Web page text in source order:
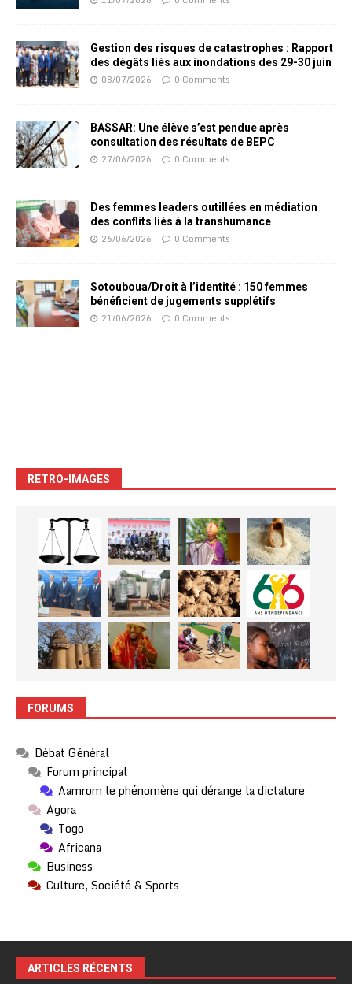
Gestion des risques de catastrophes : Rapport
des dégâts liés aux inondations des 29-30 juin
08/07/2026 0 Comments
BASSAR: Une élève s’est pendue après
consultation des résultats de BEPC
27/06/2026 0 Comments
Des femmes leaders outillées en médiation
des conflits liés à la transhumance
26/06/2026 0 Comments
Sotouboua/Droit à l’identité : 150 femmes
bénéficient de jugements supplétifs
21/06/2026 0 Comments
RETRO-IMAGES
FORUMS
Débat Général
Forum principal
Aamrom le phénomène qui dérange la dictature
Agora
Togo
Africana
Business
Culture, Société & Sports
ARTICLES RÉCENTS